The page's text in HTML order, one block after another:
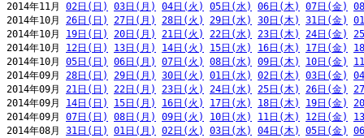
2014年11月 02日(日) 03日(月) 04日(火) 05日(水) 06日(木) 07日(金)
2014年10月 26日(日) 27日(月) 28日(火) 29日(水) 30日(木) 31日(金)
2014年10月 19日(日) 20日(月) 21日(火) 22日(水) 23日(木) 24日(金)
2014年10月 12日(日) 13日(月) 14日(火) 15日(水) 16日(木) 17日(金)
2014年10月 05日(日) 06日(月) 07日(火) 08日(水) 09日(木) 10日(金)
2014年09月 28日(日) 29日(月) 30日(火) 01日(水) 02日(木) 03日(金)
2014年09月 21日(日) 22日(月) 23日(火) 24日(水) 25日(木) 26日(金)
2014年09月 14日(日) 15日(月) 16日(火) 17日(水) 18日(木) 19日(金)
2014年09月 07日(日) 08日(月) 09日(火) 10日(水) 11日(木) 12日(金)
2014年08月 31日(日) 01日(月) 02日(火) 03日(水) 04日(木) 05日(金)